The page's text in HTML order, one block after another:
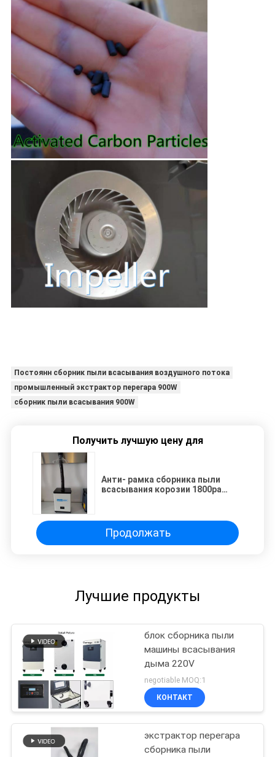
Постоянн сборник пыли всасывания воздушного потока
промышленный экстрактор перегара 900W
сборник пыли всасывания 900W
Получить лучшую цену для
Анти- рамка сборника пыли
всасывания корозии 1800pa
Продолжать
Лучшие продукты
блок сборника пыли
машины всасывания
дыма 220V
negotiable MOQ:1
КОНТАКТ
экстрактор перегара
сборника пыли